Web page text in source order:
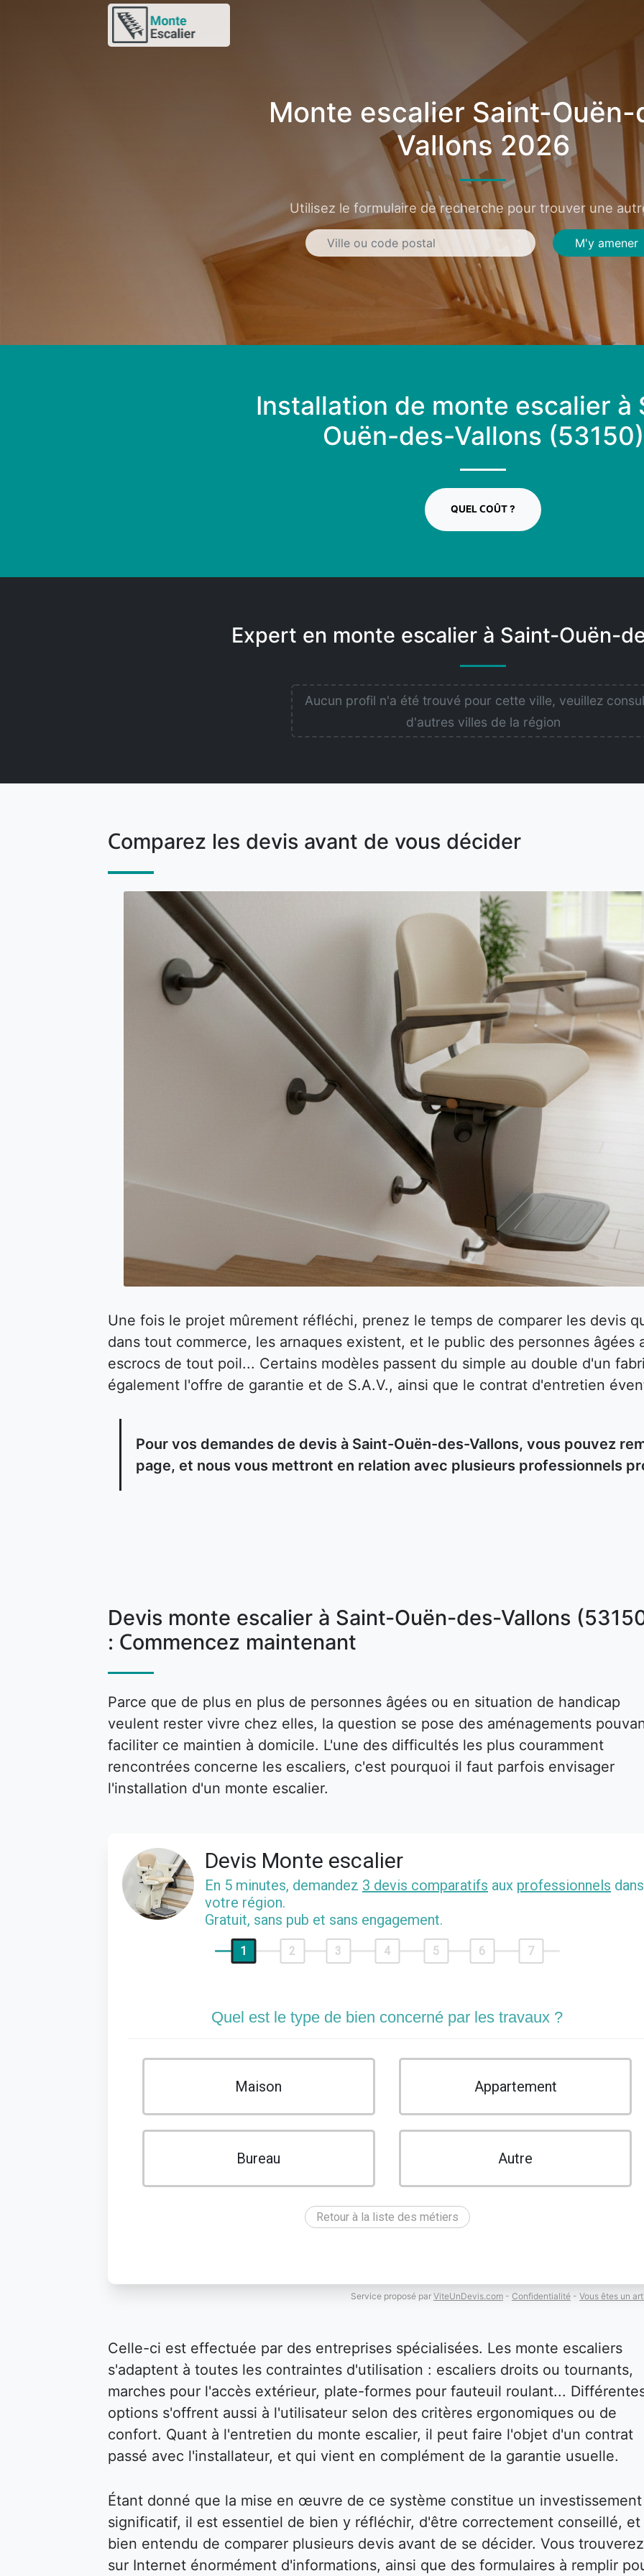
Monte escalier Saint-
Vallons 2026
Utilisez le formulaire de recherche pour trouver une
M'y amener
Installation de monte escalier à
Ouën-des-Vallons (53150)
QUEL COÛT ?
Expert en monte escalier à Saint-Ouën-
Aucun profil n'a été trouvé pour cette ville, veuillez
d'autres villes de la région
Comparez les devis avant de vous décider
Une fois le projet mûrement réfléchi, prenez le temps de comparer les devis
dans tout commerce, les arnaques existent, et le public des personnes âgées
escrocs de tout poil... Certains modèles passent du simple au double d'un
également l'offre de garantie et de S.A.V., ainsi que le contrat d'entretien
Pour vos demandes de devis à Saint-Ouën-des-Vallons, vous pouvez
page, et nous vous mettront en relation avec plusieurs professionnels
Devis monte escalier à Saint-Ouën-des-Vallons
: Commencez maintenant
Parce que de plus en plus de personnes âgées ou en situation de handicap
veulent rester vivre chez elles, la question se pose des aménagements
faciliter ce maintien à domicile. L'une des difficultés les plus couramment
rencontrées concerne les escaliers, c'est pourquoi il faut parfois envisager
l'installation d'un monte escalier.
Devis Monte escalier
En 5 minutes, demandez 3 devis comparatifs aux professionnels dans
votre région.
Gratuit, sans pub et sans engagement.
1 2 3 4 5 6 7
Quel est le type de bien concerné par les travaux ?
Maison Appartement
Bureau Autre
Retour à la liste des métiers
Service proposé par ViteUnDevis.com - Confidentialité - Vous êtes un
Celle-ci est effectuée par des entreprises spécialisées. Les monte escaliers
s'adaptent à toutes les contraintes d'utilisation : escaliers droits ou tournants,
marches pour l'accès extérieur, plate-formes pour fauteuil roulant...
options s'offrent aussi à l'utilisateur selon des critères ergonomiques ou de
confort. Quant à l'entretien du monte escalier, il peut faire l'objet d'un contrat
passé avec l'installateur, et qui vient en complément de la garantie usuelle.
Étant donné que la mise en œuvre de ce système constitue un investissement
significatif, il est essentiel de bien y réfléchir, d'être correctement conseillé, et
bien entendu de comparer plusieurs devis avant de se décider. Vous trouverez
sur Internet énormément d'informations, ainsi que des formulaires à remplir